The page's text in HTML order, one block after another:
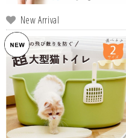
New Arrival